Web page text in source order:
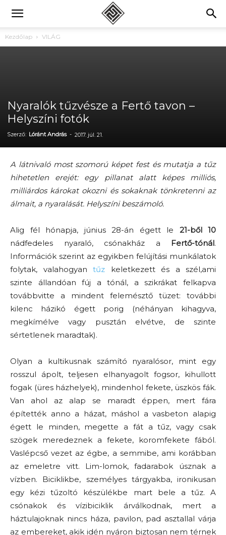
Kezdőlap VILÁG
Nyaralók tűzvésze a Fertő tavon –
Helyszíni fotók
Szerző: Lóránt András - 2017. júl. 21.
A látnivaló most szomorú képet fest és mutatja a tűz
hihetetlen erejét: egy pillanat alatt képes milliós,
milliárdos károkat okozni és sokaknak tönkretenni az
álmait, a nyaralását. Helyszíni beszámoló.
Alig fél hónapja, június 28-án égett le 21-ből 10
nádfedeles nyaraló, csónakház a Fertő-tónál.
Információk szerint az egyikben felújítási munkálatok
folytak, valahogyan tűz keletkezett és a szél,ami
szinte állandóan fúj a tónál, a szikrákat felkapva
továbbvitte a mindent felemésztő tüzet: további
kilenc házikó égett porig (néhányan kihagyva,
megkímélve vagy pusztán elvétve, de szinte
sértetlenek maradtak).
Olyan a kultikusnak számító nyaralósor, mint egy
rosszul ápolt, teljesen elhanyagolt fogsor, kihullott
fogak (üres házhelyek), mindenhol fekete, üszkös fák.
Van ahol az alap se maradt éppen, mert fára
építették anno a házat, máshol a vasbeton alapig
égett le minden, megette a fát a tűz, vagy csak
szögek meredeznek a fekete, koromfekete fából.
Vaslépcső vezet az égbe, a semmibe, ami korábban
az emeletre vitt. Lim-lomok, fadarabok úsznak a
vízben. Biciklikbe, személyes tárgyakba, ironikusan
egy kézi tűzoltó készülékbe mart bele a tűz. A
csónakok és vízibiciklik árválkodnak, mert a
háztulajoknak nincs háza, pavilon, pad asztallal várja
az embereket, akik idén nyáron biztosan nem térnek